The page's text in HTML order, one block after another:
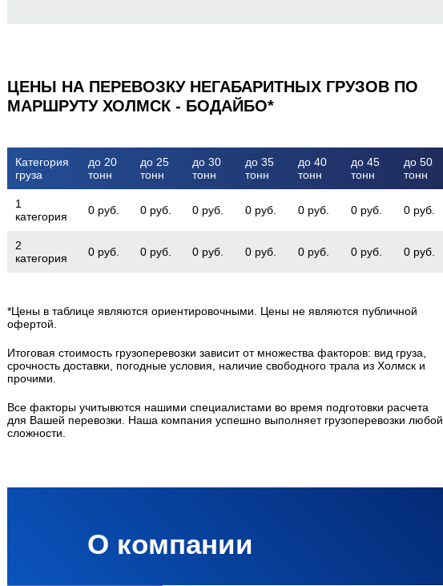
ЦЕНЫ НА ПЕРЕВОЗКУ НЕГАБАРИТНЫХ ГРУЗОВ ПО
МАРШРУТУ ХОЛМСК - БОДАЙБО*
Категория
груза
до 20
тонн
до 25
тонн
до 30
тонн
до 35
тонн
до 40
тонн
до 45
тонн
до 50
тонн
1
категория
0 руб. 0 руб. 0 руб. 0 руб. 0 руб. 0 руб. 0 руб.
2
категория
0 руб. 0 руб. 0 руб. 0 руб. 0 руб. 0 руб. 0 руб.
*Цены в таблице являются ориентировочными. Цены не являются публичной
офертой.
Итоговая стоимость грузоперевозки зависит от множества факторов: вид груза,
срочность доставки, погодные условия, наличие свободного трала из Холмск и
прочими.
Все факторы учитывются нашими специалистами во время подготовки расчета
для Вашей перевозки. Наша компания успешно выполняет грузоперевозки любой
сложности.
О компании